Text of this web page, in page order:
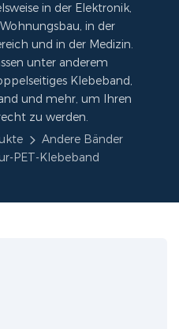
in der Elektronik,
in der
und in der Medizin.
unter anderem
Klebeband,
und mehr, um Ihren
zu werden.
Andere Bänder
PET-Klebeband